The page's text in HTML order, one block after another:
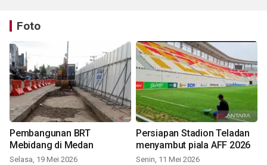
Foto
Pembangunan BRT
Mebidang di Medan
Selasa, 19 Mei 2026
Persiapan Stadion Teladan
menyambut piala AFF 2026
Senin, 11 Mei 2026